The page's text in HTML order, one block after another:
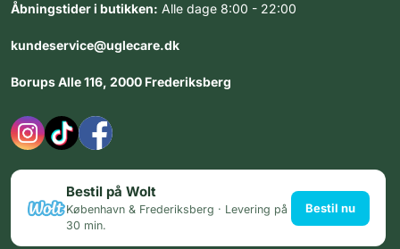
Åbningstider i butikken: Alle dage 8:00 - 22:00
kundeservice@uglecare.dk
Borups Alle 116, 2000 Frederiksberg
Bestil på Wolt
København & Frederiksberg · Levering på
30 min.
Bestil nu